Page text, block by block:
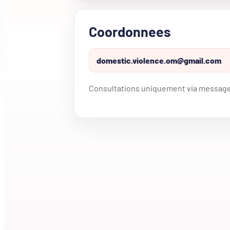
Coordonnees
domestic.violence.om@gmail.com
Consultations uniquement via